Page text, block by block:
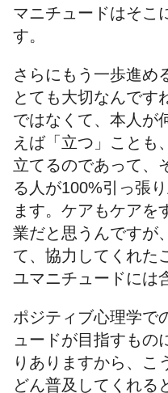
マニチュードはそこ
す。
さらにもう一歩進め
とても大切なんです
ではなくて、本人が
えば「立つ」ことも
立てるのであって、
る人が100%引っ張
ます。ケアもケアを
業だと思うんですが
て、協力してくれた
ユマニチュードには
ポジティブ心理学で
ュードが目指すもの
りありますから、こ
どん普及してくれる